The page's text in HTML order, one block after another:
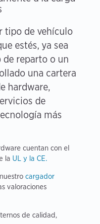
tipo de vehículo
estés, ya sea
reparto o un
una cartera
hardware,
de
más
cuentan con el
la UL y la CE.
cargador
valoraciones
de calidad,